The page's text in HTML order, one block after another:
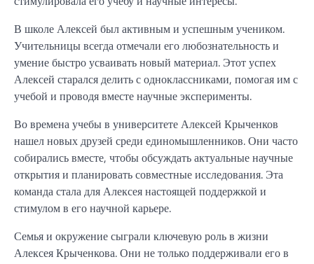
В школе Алексей был активным и успешным учеником.
Учительницы всегда отмечали его любознательность и
умение быстро усваивать новый материал. Этот успех
Алексей старался делить с одноклассниками, помогая им с
учебой и проводя вместе научные эксперименты.
Во времена учебы в университете Алексей Крыченков
нашел новых друзей среди единомышленников. Они часто
собирались вместе, чтобы обсуждать актуальные научные
открытия и планировать совместные исследования. Эта
команда стала для Алексея настоящей поддержкой и
стимулом в его научной карьере.
Семья и окружение сыграли ключевую роль в жизни
Алексея Крыченкова. Они не только поддерживали его в